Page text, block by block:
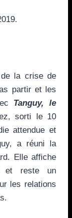
la crise de
partir et les
Tanguy, le
sorti le 10
attendue et
a réuni la
Elle affiche
et reste un
les relations